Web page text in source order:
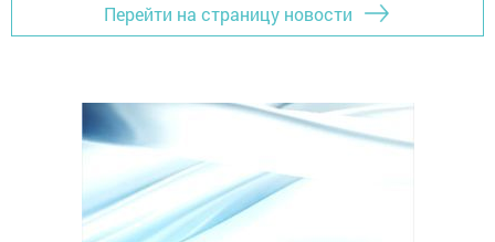
Перейти на страницу новости